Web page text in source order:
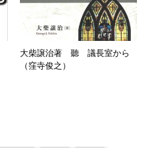
大柴譲治著 聽 議長室から
（窪寺俊之）